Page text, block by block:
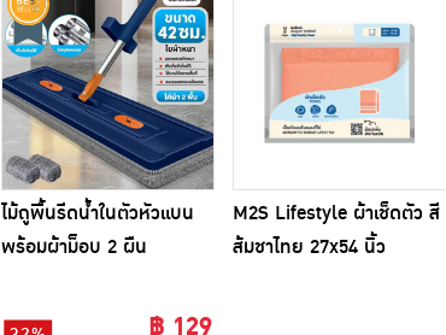
ไม้ถูพื้นรีดน้ำในตัวหัวแบน
พร้อมผ้าม็อบ 2 ผืน
M2S Lifestyle ผ้าเช็ดตัว สี
ส้มชาไทย 27x54 นิ้ว